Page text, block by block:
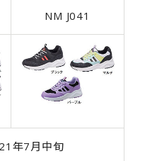
NM J041
年7月中旬